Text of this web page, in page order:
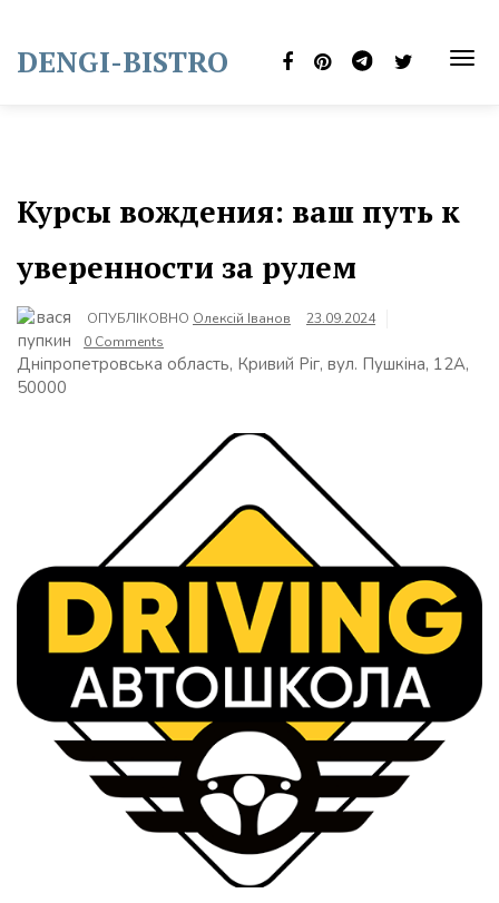
content
DENGI-BISTRO
Курсы вождения: ваш путь к
уверенности за рулем
ОПУБЛІКОВНО Олексій Іванов
23.09.2024
0 Comments
Дніпропетровська область, Кривий Ріг, вул. Пушкіна, 12А,
50000